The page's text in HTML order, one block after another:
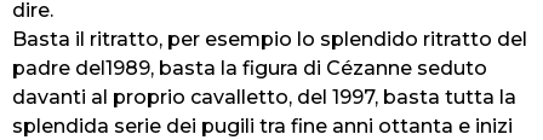
dire.
Basta il ritratto, per esempio lo splendido ritratto del
padre del1989, basta la figura di Cézanne seduto
davanti al proprio cavalletto, del 1997, basta tutta la
splendida serie dei pugili tra fine anni ottanta e inizi